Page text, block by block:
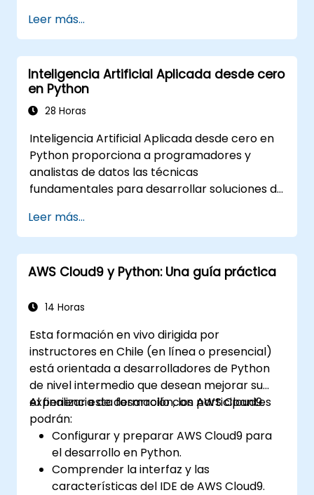
Leer más...
Inteligencia Artificial Aplicada desde cero
en Python
28 Horas
Inteligencia Artificial Aplicada desde cero en
Python proporciona a programadores y
analistas de datos las técnicas
fundamentales para desarrollar soluciones de
utilizando Python. Aborda los principios clave
del aprendizaje supervisado (clasificación y
regresión), el aprendizaje no supervisado
(agrupamiento y detección de anomalías) y
neuronales. Examina métodos comprobados
MLlib y cuadernos Jupyter, facilitando un
desarrollo práctico de IA. Ayuda a los
profesionales a implementar modelos de
aprendizaje automático aplicables, evaluar
las limitaciones de los algoritmos y completar
proyectos prácticos para resolver
problemas del mundo real.
Leer más...
AWS Cloud9 y Python: Una guía práctica
14 Horas
Esta formación en vivo dirigida por
instructores en Chile (en línea o presencial)
está orientada a desarrolladores de Python
de nivel intermedio que desean mejorar su
experiencia de desarrollo con AWS Cloud9.
Al finalizar esta formación, los participantes
podrán:
Configurar y preparar AWS Cloud9 para
el desarrollo en Python.
Comprender la interfaz y las
características del IDE de AWS Cloud9.